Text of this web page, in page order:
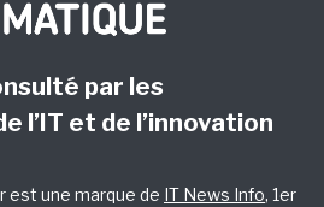
par les
l’IT et de l’innovation
est une marque de IT News Info, 1er